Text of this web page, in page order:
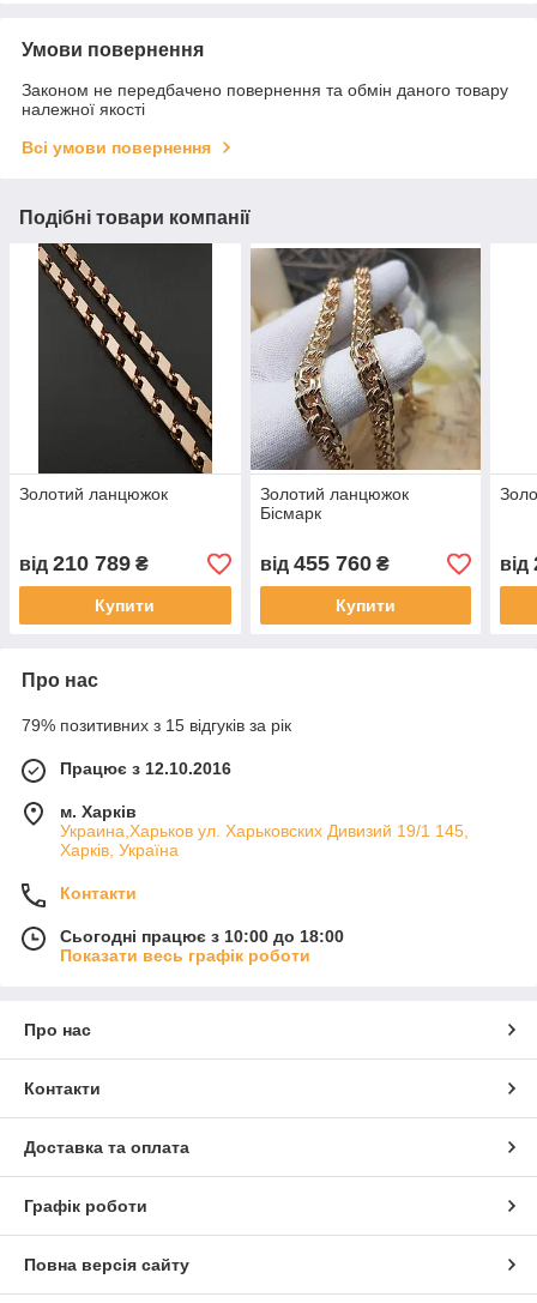
Умови повернення
Законом не передбачено повернення та обмін даного товару
належної якості
Всі умови повернення
Подібні товари компанії
Золотий ланцюжок
від 210 789 ₴
Купити
Золотий ланцюжок
Бісмарк
від 455 760₴
Купити
від
Про нас
79% позитивних з 15 відгуків за рік
Працює з 12.10.2016
м. Харків
Украина,Харьков ул. Харьковских Дивизий 19/1 145,
Харків, Україна
Контакти
Сьогодні працює з 10:00 до 18:00
Показати весь графік роботи
Про нас
Контакти
Доставка та оплата
Графік роботи
Повна версія сайту